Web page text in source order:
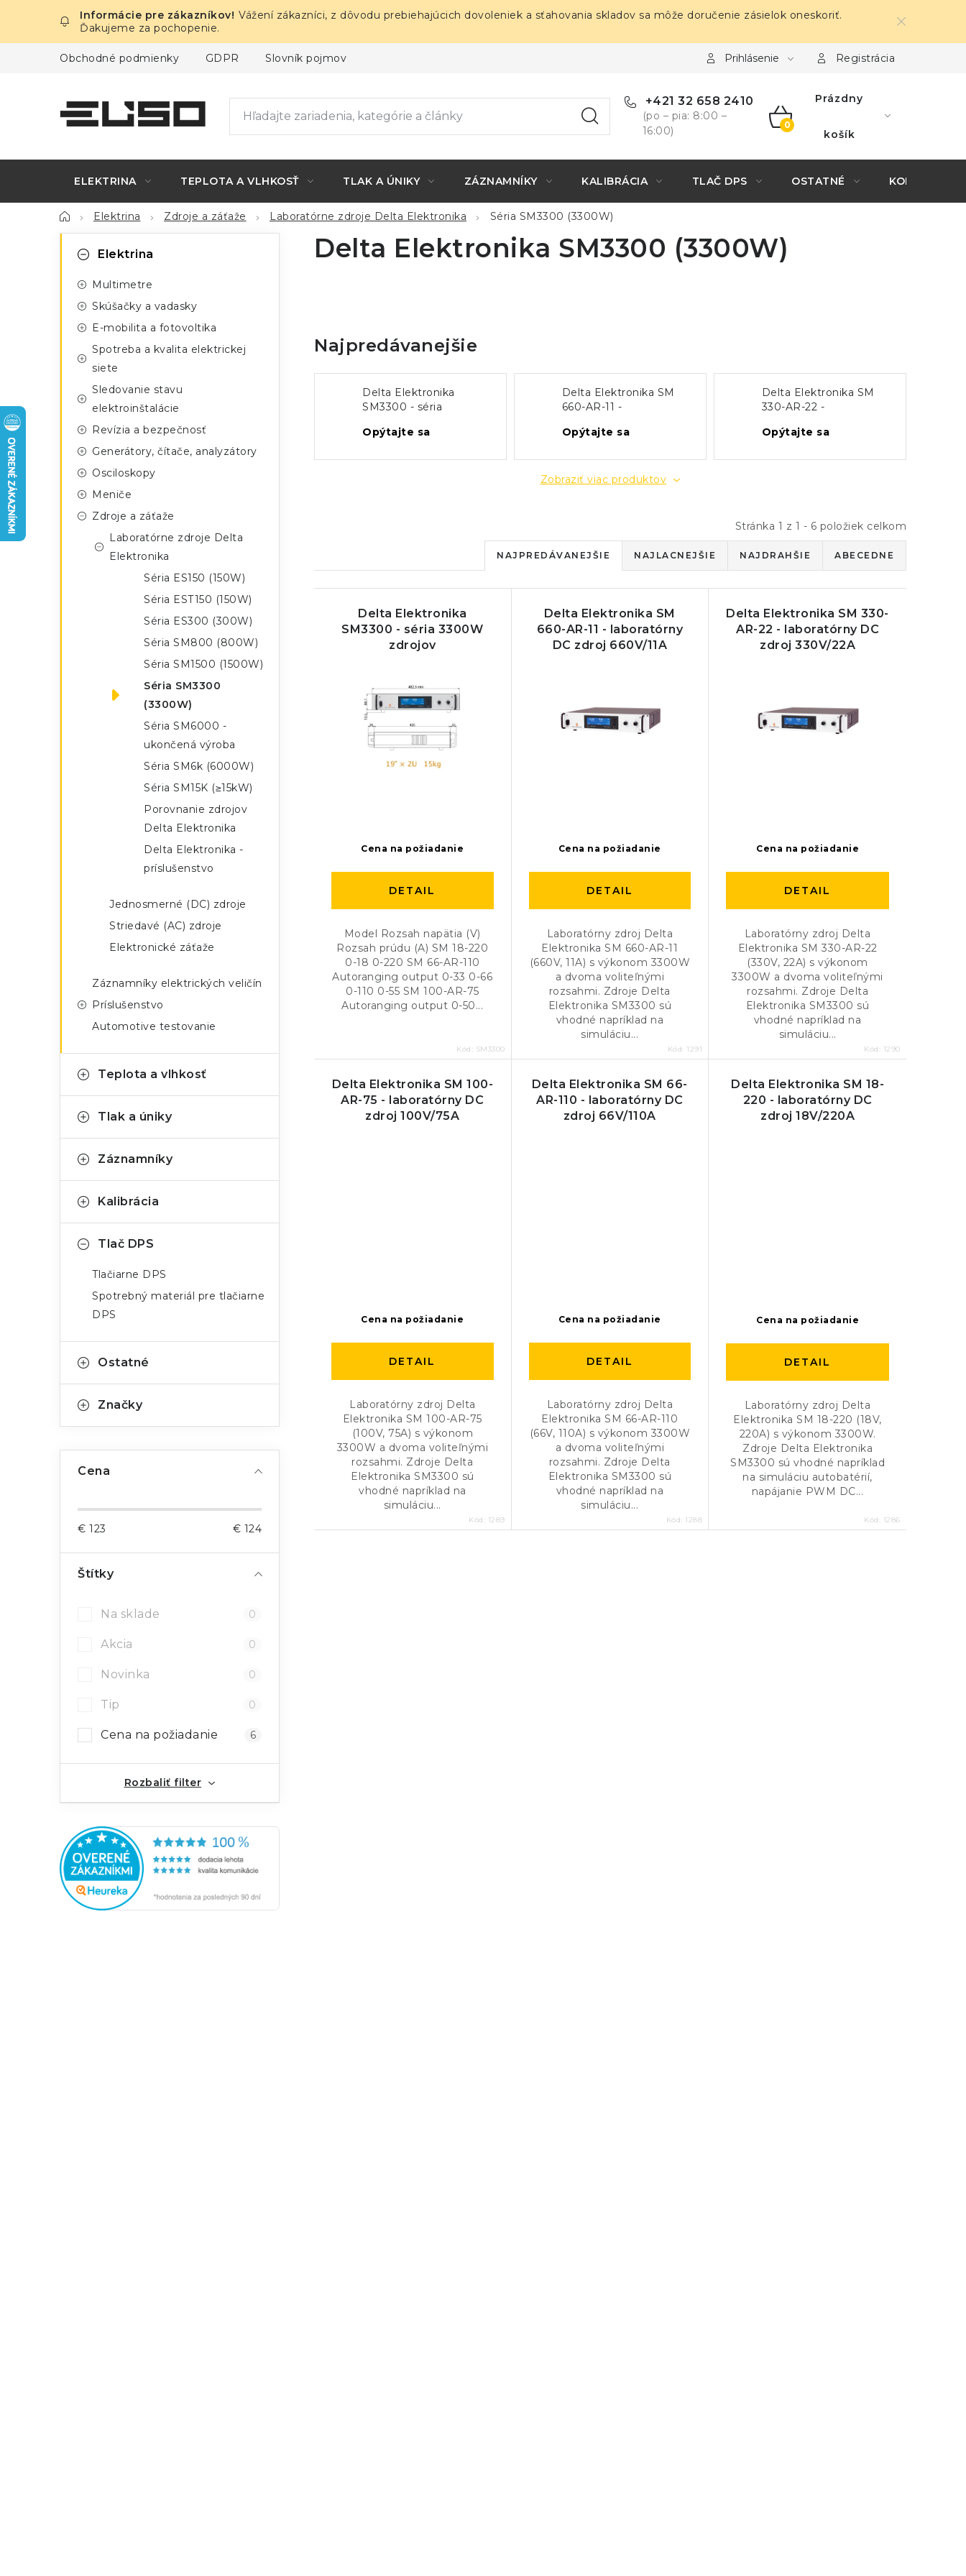
obsah
Vážení zákazníci, z dôvodu prebiehajúcich dovoleniek a sťahovania skladov sa môže doručenie zásielok oneskoriť.
Ďakujeme za pochopenie.
Obchodné podmienky GDPR Slovník pojmov Prihlásenie Registrácia
+421 32 658 2410
(po – pia: 8:00 –
16:00)
NÁKUPNÝ
Prázdny
košík
ELEKTRINA TEPLOTA A VLHKOSŤ TLAK A ÚNIKY ZÁZNAMNÍKY KALIBRÁCIA TLAČ DPS OSTATNÉ KONTAKTY
DomovElektrina Zdroje a záťaže Laboratórne zdroje Delta Elektronika Séria SM3300 (3300W)
kategórieElektrina
Multimetre
Skúšačky a vadasky
E-mobilita a fotovoltika
Spotreba a kvalita elektrickej
siete
Sledovanie stavu
elektroinštalácie
Revízia a bezpečnosť
Generátory, čítače, analyzátory
Osciloskopy
Meniče
Zdroje a záťaže
Laboratórne zdroje Delta
Elektronika
Séria ES150 (150W)
Séria EST150 (150W)
Séria ES300 (300W)
Séria SM800 (800W)
Séria SM1500 (1500W)
Séria SM3300
(3300W)
Séria SM6000 -
ukončená výroba
Séria SM6k (6000W)
Séria SM15K (≥15kW)
Porovnanie zdrojov
Delta Elektronika
Delta Elektronika -
príslušenstvo
Jednosmerné (DC) zdroje
Striedavé (AC) zdroje
Elektronické záťaže
Záznamníky elektrických veličín
Príslušenstvo
Automotive testovanie
Teplota a vlhkosť
Tlak a úniky
Záznamníky
Kalibrácia
Tlač DPS
Tlačiarne DPS
Spotrebný materiál pre tlačiarne
DPS
Ostatné
Značky
Cena
€ 123 € 124
Štítky
Na sklade 0
Akcia 0
Novinka 0
Tip 0
Cena na požiadanie 6
Rozbaliť filter
Delta Elektronika SM3300 (3300W)
Najpredávanejšie
Delta Elektronika
SM3300 - séria
Opýtajte sa
Delta Elektronika SM
660-AR-11 -
660V/11A
Opýtajte sa
Delta Elektronika SM
330-AR-22 -
330V/22A
Opýtajte sa
Zobraziť viac produktov
Stránka 1 z 1 - 6 položiek celkom
R
a
k
t
NAJPREDÁVANEJŠIE NAJLACNEJŠIE NAJDRAHŠIE ABECEDNE
Delta Elektronika
SM3300 - séria 3300W
zdrojov
Cena na požiadanie
DETAIL
Model Rozsah napätia (V)
Rozsah prúdu (A) SM 18-220
0-18 0-220 SM 66-AR-110
Autoranging output 0-33 0-66
0-110 0-55 SM 100-AR-75
Autoranging output 0-50...
Kód: SM3300
Delta Elektronika SM
660-AR-11 - laboratórny
DC zdroj 660V/11A
Cena na požiadanie
DETAIL
Laboratórny zdroj Delta
Elektronika SM 660-AR-11
(660V, 11A) s výkonom 3300W
a dvoma voliteľnými
rozsahmi. Zdroje Delta
Elektronika SM3300 sú
vhodné napríklad na
simuláciu...
Kód: 1291
Delta Elektronika SM 330-
AR-22 - laboratórny DC
zdroj 330V/22A
Cena na požiadanie
DETAIL
Laboratórny zdroj Delta
Elektronika SM 330-AR-22
(330V, 22A) s výkonom
3300W a dvoma voliteľnými
rozsahmi. Zdroje Delta
Elektronika SM3300 sú
vhodné napríklad na
simuláciu...
Kód: 1290
Delta Elektronika SM 100-
AR-75 - laboratórny DC
zdroj 100V/75A
Cena na požiadanie
DETAIL
Laboratórny zdroj Delta
Elektronika SM 100-AR-75
(100V, 75A) s výkonom
3300W a dvoma voliteľnými
rozsahmi. Zdroje Delta
Elektronika SM3300 sú
vhodné napríklad na
simuláciu...
Kód: 1289
Delta Elektronika SM 66-
AR-110 - laboratórny DC
zdroj 66V/110A
Cena na požiadanie
DETAIL
Laboratórny zdroj Delta
Elektronika SM 66-AR-110
(66V, 110A) s výkonom 3300W
a dvoma voliteľnými
rozsahmi. Zdroje Delta
Elektronika SM3300 sú
vhodné napríklad na
simuláciu...
Kód: 1288
Delta Elektronika SM 18-
220 - laboratórny DC
zdroj 18V/220A
Cena na požiadanie
DETAIL
Laboratórny zdroj Delta
Elektronika SM 18-220 (18V,
220A) s výkonom 3300W.
Zdroje Delta Elektronika
SM3300 sú vhodné napríklad
na simuláciu autobatérií,
napájanie PWM DC...
Kód: 1286